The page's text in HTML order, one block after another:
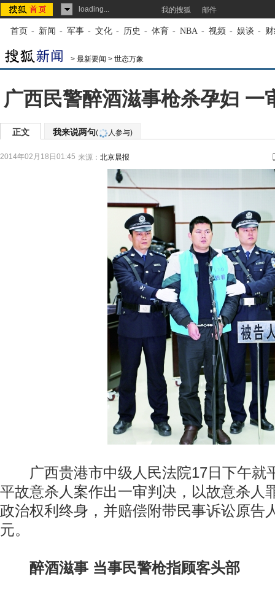
loading... 我的搜狐 邮件
首页 - 新闻 - 军事 - 文化 - 历史 - 体育 - NBA - 视频 - 娱谈 -
> 最新要闻 > 世态万象
广西民警醉酒滋事枪杀孕妇 一
正文 我来说两句( 人参与)
2014年02月18日01:45 来源： 北京晨报
广西贵港市中级人民法院17日下午就
平故意杀人案作出一审判决，以故意杀人
政治权利终身，并赔偿附带民事诉讼原告
元。
醉酒滋事 当事民警枪指顾客头部